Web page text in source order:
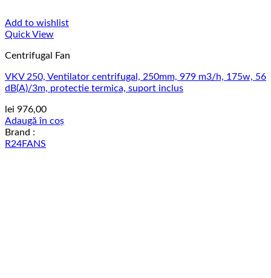
Add to wishlist
Quick View
Centrifugal Fan
VKV 250, Ventilator centrifugal, 250mm, 979 m3/h, 175w, 56
dB(A)/3m, protectie termica, suport inclus
lei 976,00
Adaugă în coș
Brand :
R24FANS